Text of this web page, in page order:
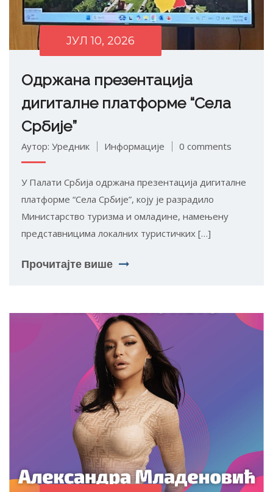
ЈУЛ 10, 2026
Одржана презентација
дигиталне платформе “Села
Србије”
Аутор: Уредник Информације 0 comments
У Палати Србија одржана презентација дигиталне
платформе “Села Србије”, коју је разрадило
Министарство туризма и омладине, намењену
представницима локалних туристичких […]
Прочитајте више